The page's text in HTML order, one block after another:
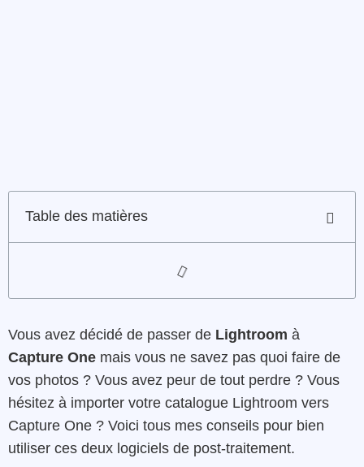
Table des matières
Vous avez décidé de passer de Lightroom à
Capture One mais vous ne savez pas quoi faire de
vos photos ? Vous avez peur de tout perdre ? Vous
hésitez à importer votre catalogue Lightroom vers
Capture One ? Voici tous mes conseils pour bien
utiliser ces deux logiciels de post-traitement.